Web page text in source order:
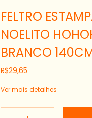
FELTRO
NOELITO
BRANCO
R$29,65
Ver mais detalhes